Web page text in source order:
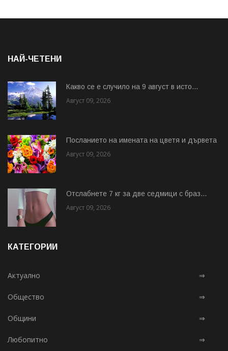
НАЙ-ЧЕТЕНИ
Какво се е случило на 9 август в исто...
Август 09, 2026
Посланието на имената на цветя и дървета
Август 09, 2026
Отслабнете 7 кг за две седмици с браз...
Август 09, 2026
КАТЕГОРИИ
Актуално ⇒
Общество ⇒
Общини ⇒
Любопитно ⇒